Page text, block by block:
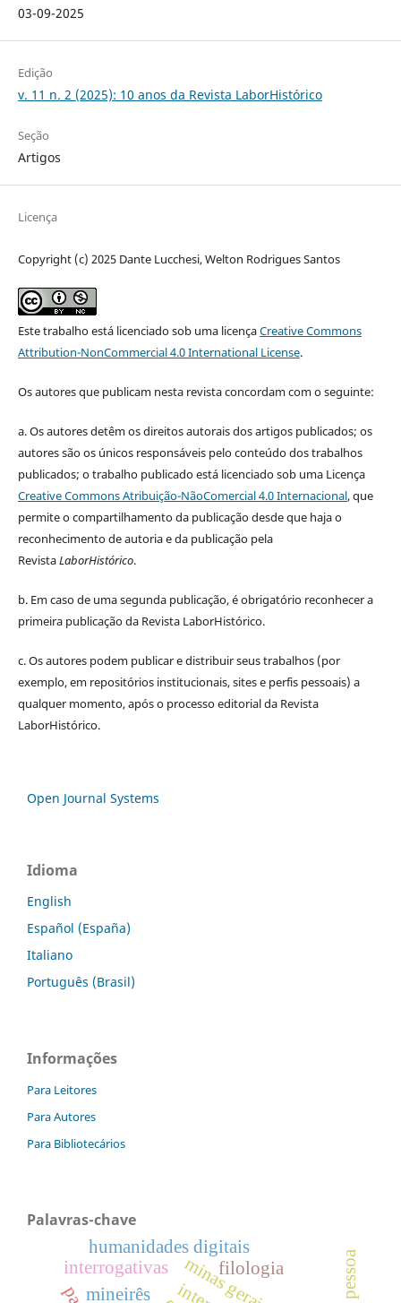
03-09-2025
Edição
v. 11 n. 2 (2025): 10 anos da Revista LaborHistórico
Seção
Artigos
Licença
Copyright (c) 2025 Dante Lucchesi, Welton Rodrigues Santos
Este trabalho está licenciado sob uma licençaCreative Commons
Attribution-NonCommercial 4.0 International License.
Os autores que publicam nesta revista concordam com o seguinte:
a.Os autores detêm os direitos autorais dos artigos publicados; os
autores são os únicos responsáveis pelo conteúdo dos trabalhos
publicados; o trabalho publicado está licenciado sob uma Licença
Creative Commons Atribuição-NãoComercial 4.0 Internacional, que
permite o compartilhamento da publicação desde que haja o
reconhecimento de autoria e da publicação pela
RevistaLaborHistórico.
b. Em caso de uma segunda publicação, é obrigatório reconhecer a
primeira publicação da Revista LaborHistórico.
c. Os autores podem publicar e distribuir seus trabalhos (por
exemplo, em repositórios institucionais, sites e perfis pessoais) a
qualquer momento, após o processo editorial da Revista
LaborHistórico.
Open Journal Systems
Idioma
English
Español (España)
Italiano
Português (Brasil)
Informações
Para Leitores
Para Autores
Para Bibliotecários
Palavras-chave
mineirês
interrogativas
humanidades digitais
filologia